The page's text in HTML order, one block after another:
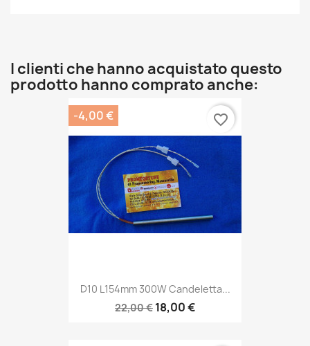
I clienti che hanno acquistato questo
prodotto hanno comprato anche:
D10 L154mm 300W Candeletta...
22,00 € 18,00 €
-4,00 € favorite_border